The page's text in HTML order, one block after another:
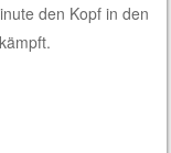
den Kopf in den